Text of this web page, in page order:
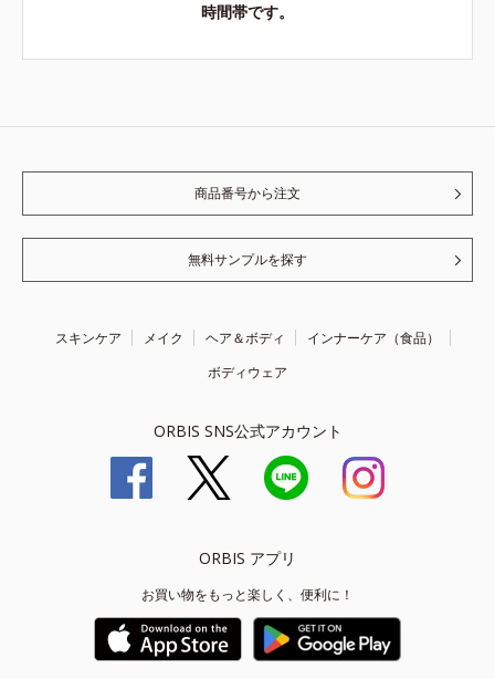
時間帯です。
商品番号から注文
無料サンプルを探す
スキンケア メイク ヘア＆ボディ
インナーケア（食品）
ボディウェア
ORBIS SNS公式アカウント
ORBIS アプリ
お買い物をもっと楽しく、便利に！